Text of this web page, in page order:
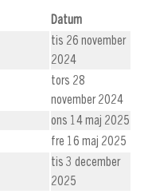
Datum
tis 26 november
2024
tors 28
november 2024
ons 14 maj 2025
fre 16 maj 2025
tis 3 december
2025